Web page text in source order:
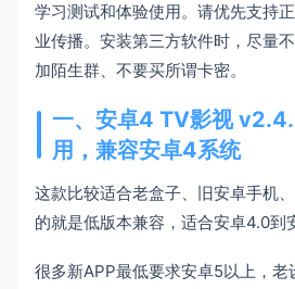
学习测试和体验使用。请优先支持
业传播。安装第三方软件时，尽量
加陌生群、不要买所谓卡密。
一、安卓4 TV影视
用，兼容安卓4系统
这款比较适合老盒子、旧安卓手机
的就是低版本兼容，适合安卓4.0到
很多新APP最低要求安卓5以上，